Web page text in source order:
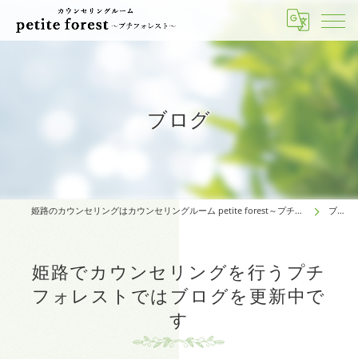
ブログ
姫路のカウンセリングはカウンセリングルーム petite forest～プチフォレスト～ ブログ
姫路でカウンセリングを行うプチ
フォレストではブログを更新中で
す